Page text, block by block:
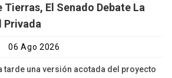
Tierras, El Senado Debate La
Privada
06 Ago 2026
tarde una versión acotada del proyecto